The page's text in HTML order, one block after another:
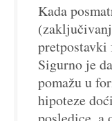
Kada
Sigurno je
pomažu u
hipoteze